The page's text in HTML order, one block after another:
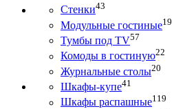
Стенки43
Модульные гостиные19
Тумбы под ТV57
Комоды в гостиную22
Журнальные столы20
Шкафы-купе41
Шкафы распашные119